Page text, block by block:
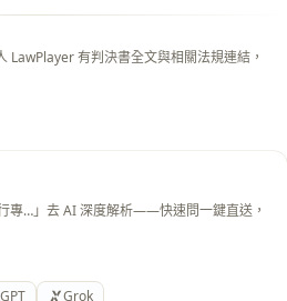
LawPlayer 有判決書全文與相關法規連結，
專…」去 AI 深度解析——快速問一鍵直送，
Grok